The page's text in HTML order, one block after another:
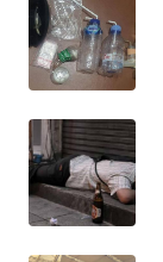
WAHANA
SELEB
WAHANA
PERSONA
WAHANA
OTOMOTIF